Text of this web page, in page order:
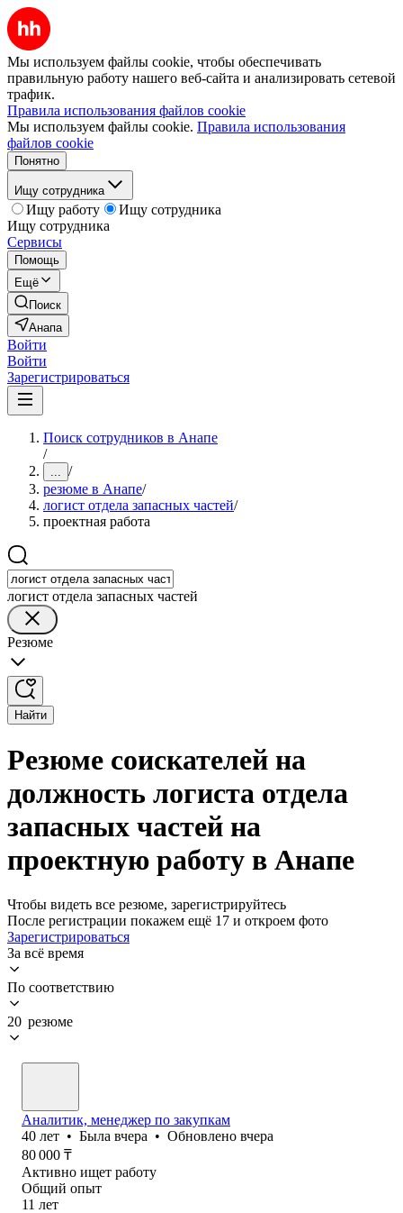
Мы используем файлы cookie, чтобы обеспечивать
правильную работу нашего веб-сайта и анализировать сетевой
трафик.
Правила использования файлов cookie
Мы используем файлы cookie. Правила использования
файлов cookie
Понятно
Ищу сотрудника
Ищу работу
Ищу сотрудника
Ищу сотрудника
Сервисы
Помощь
Ещё
Поиск
Анапа
Войти
Войти
Зарегистрироваться
Поиск сотрудников в Анапе
/
... /
резюме в Анапе/
логист отдела запасных частей/
проектная работа
логист отдела запасных частей
Резюме
Найти
Резюме соискателей на
должность логиста отдела
запасных частей на
проектную работу в Анапе
Чтобы видеть все резюме, зарегистрируйтесь
После регистрации покажем ещё 17 и откроем фото
Зарегистрироваться
За всё время
По соответствию
20 резюме
Аналитик, менеджер по закупкам
40 лет • Была вчера • Обновлено вчера
80 000 ₸
Активно ищет работу
Общий опыт
11 лет